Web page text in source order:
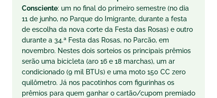
Consciente: um no final do primeiro semestre (no dia
11 de junho, no Parque do Imigrante, durante a festa
de escolha da nova corte da Festa das Rosas) e outro
durante a 34.ª Festa das Rosas, no Parcão, em
novembro. Nestes dois sorteios os principais prêmios
serão uma bicicleta (aro 16 e 18 marchas), um ar
condicionado (9 mil BTUs) e uma moto 150 CC zero
quilômetro. Já nos pacotinhos com figurinhas os
prêmios para quem ganhar o cartão/cupom premiado